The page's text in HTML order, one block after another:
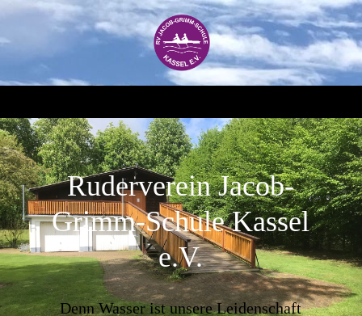
Ruderverein Jacob-
Grimm-Schule Kassel
e.V.
Denn Wasser ist unsere Leidenschaft